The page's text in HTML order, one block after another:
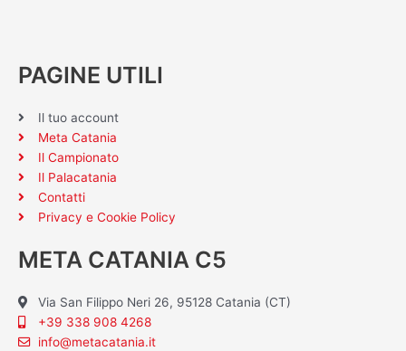
PAGINE UTILI
Il tuo account
Meta Catania
Il Campionato
Il Palacatania
Contatti
Privacy e Cookie Policy
META CATANIA C5
Via San Filippo Neri 26, 95128 Catania (CT)
+39 338 908 4268
info@metacatania.it